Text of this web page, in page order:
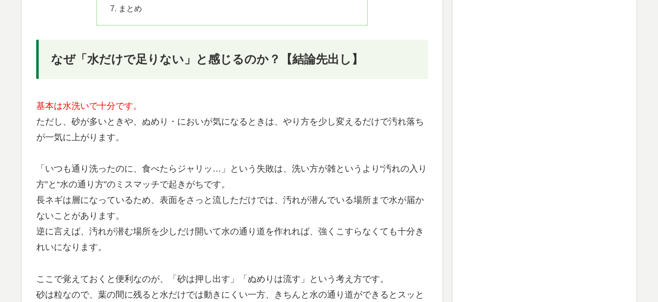
まとめ
なぜ「水だけで足りない」と感じるのか？【結論先出し】
基本は水洗いで十分です。
ただし、砂が多いときや、ぬめり・においが気になるときは、やり方を少し変えるだけで汚れ落ち
が一気に上がります。
「いつも通り洗ったのに、食べたらジャリッ…」という失敗は、洗い方が雑というより“汚れの入り
方”と“水の通り方”のミスマッチで起きがちです。
長ネギは層になっているため、表面をさっと流しただけでは、汚れが潜んでいる場所まで水が届か
ないことがあります。
逆に言えば、汚れが潜む場所を少しだけ開いて水の通り道を作れれば、強くこすらなくても十分き
れいになります。
ここで覚えておくと便利なのが、「砂は押し出す」「ぬめりは流す」という考え方です。
砂は粒なので、葉の間に残ると水だけでは動きにくい一方、きちんと水の通り道ができるとスッと